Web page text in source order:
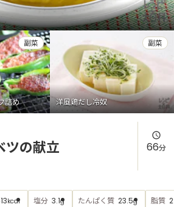
問い合わせ
とは
詰め
副菜
洋風鶏だし冷奴
副菜
ツの献立 66分
kcal 塩分 3.1g たんぱく質 23.5g 脂質